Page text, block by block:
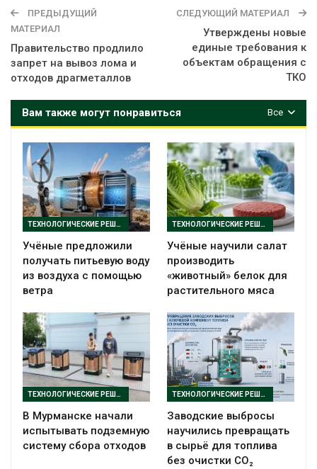
ПРЕДЫДУЩИЙ
МАТЕРИАЛ
Правительство продлило
запрет на вывоз лома и
отходов драгметаллов
СЛЕДУЮЩИЙ МАТЕРИАЛ
Утверждены новые
единые требования к
объектам обращения с
ТКО
Все
Вам также могут понравиться
ТЕХНОЛОГИЧЕСКИЕ РЕШЕНИЯ
Учёные предложили
получать питьевую воду
из воздуха с помощью
ветра
ТЕХНОЛОГИЧЕСКИЕ РЕШЕНИЯ
Учёные научили салат
производить
«животный» белок для
растительного мяса
ТЕХНОЛОГИЧЕСКИЕ РЕШЕНИЯ
В Мурманске начали
испытывать подземную
систему сбора отходов
ТЕХНОЛОГИЧЕСКИЕ РЕШЕНИЯ
Заводские выбросы
научились превращать
в сырьё для топлива
без очистки CO₂